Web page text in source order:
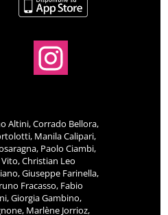
Altini, Corrado Bellora,
Manila Calipari,
Paolo Ciambi,
Christian Leo
Giuseppe Farinella,
Fracasso, Fabio
Giorgia Gambino,
Marlène Jorrioz,